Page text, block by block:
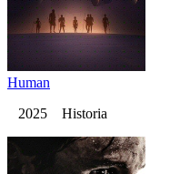
Human
2025 Historia